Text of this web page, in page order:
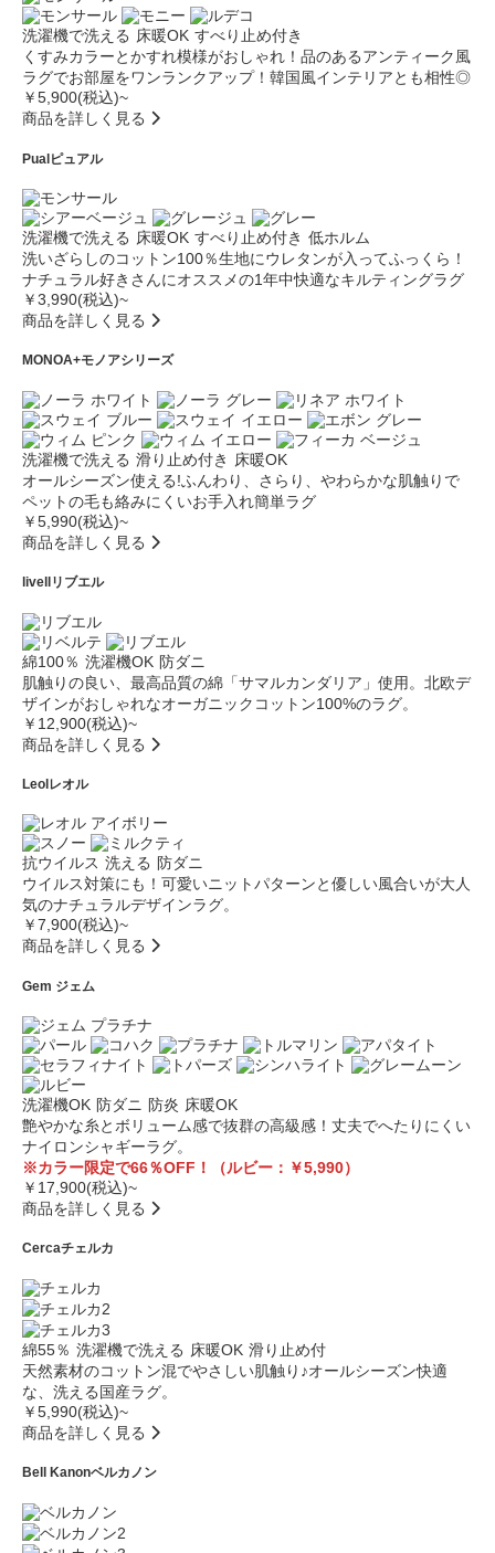
洗濯機で洗える 床暖OK すべり止め付き
くすみカラーとかすれ模様がおしゃれ！品のあるアンティーク風
ラグでお部屋をワンランクアップ！韓国風インテリアとも相性◎
￥5,900(税込)~
商品を詳しく見る
Pualピュアル
洗濯機で洗える 床暖OK すべり止め付き 低ホルム
洗いざらしのコットン100％生地にウレタンが入ってふっくら！
ナチュラル好きさんにオススメの1年中快適なキルティングラグ
￥3,990(税込)~
商品を詳しく見る
MONOA+モノアシリーズ
洗濯機で洗える 滑り止め付き
床暖OK
オールシーズン使える!ふんわり、さらり、やわらかな肌触りで
ペットの毛も絡みにくいお手入れ簡単ラグ
￥5,990(税込)~
商品を詳しく見る
livell リブエル
綿100％ 洗濯機OK 防ダニ
肌触りの良い、最高品質の綿「サマルカンダリア」使用。北欧デ
ザインがおしゃれなオーガニックコットン100%のラグ。
￥12,900(税込)~
商品を詳しく見る
Leolレオル
抗ウイルス 洗える 防ダニ
ウイルス対策にも！可愛いニットパターンと優しい風合いが大人
気のナチュラルデザインラグ。
￥7,900(税込)~
商品を詳しく見る
Gem ジェム
洗濯機OK 防ダニ 防炎 床暖OK
艶やかな糸とボリューム感で抜群の高級感！丈夫でへたりにくい
ナイロンシャギーラグ。
※カラー限定で66％OFF！（ルビー：￥5,990）
￥17,900(税込)~
商品を詳しく見る
Cercaチェルカ
綿55％ 洗濯機で洗える 床暖OK 滑り止め付
天然素材のコットン混でやさしい肌触り♪オールシーズン快適
な、洗える国産ラグ。
￥5,990(税込)~
商品を詳しく見る
Bell Kanonベルカノン